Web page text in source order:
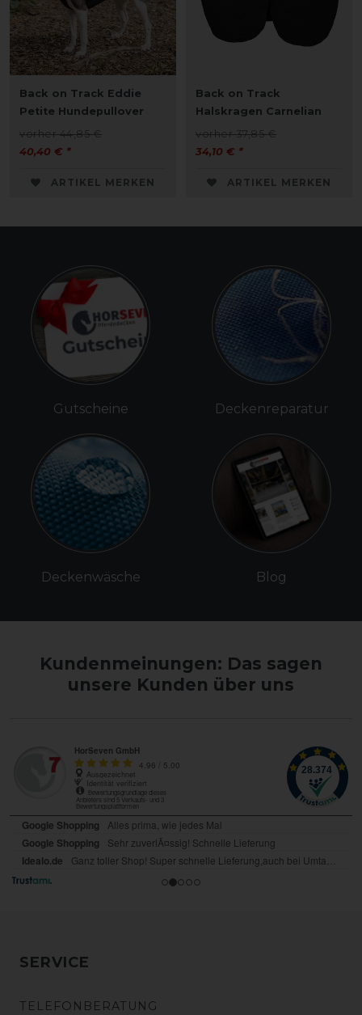
Back on Track Eddie
Petite Hundepullover
vorher 44,85 €
40,40 € *
ARTIKEL MERKEN
Back on Track
Halskragen Carnelian
vorher 37,85 €
34,10 € *
ARTIKEL MERKEN
Gutscheine
Deckenwäsche
Deckenreparatur
Blog
Kundenmeinungen: Das sagen
unsere Kunden über uns
SERVICE
TELEFONBERATUNG